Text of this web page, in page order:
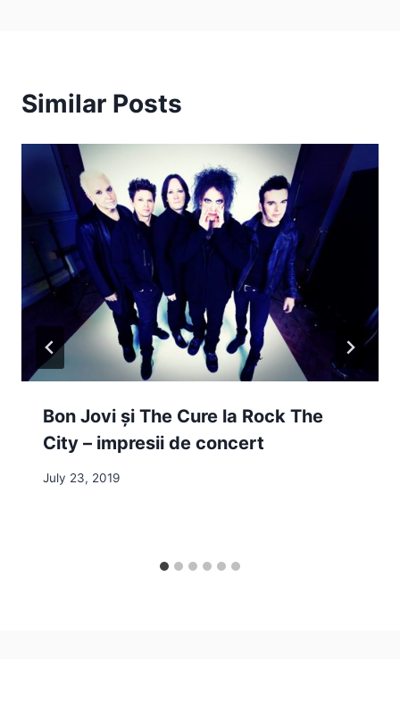
Similar Posts
Bon Jovi și The Cure la Rock The
City – impresii de concert
July 23, 2019